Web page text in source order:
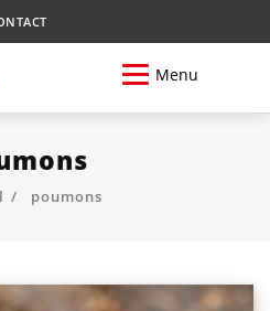
Menu
poumons